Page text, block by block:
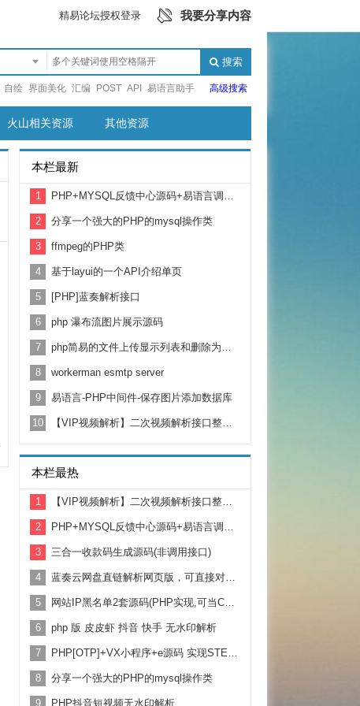
精易论坛授权登录 我要分享内容
搜索
自绘 界面美化 汇编 POST API 易语言助手 高级搜索
火山相关资源 其他资源
本栏最新
1 PHP+MYSQL反馈中心源码+易语言调用例子
2 分享一个强大的PHP的mysql操作类
3 ffmpeg的PHP类
4 基于layui的一个API介绍单页
5 [PHP]蓝奏解析接口
6 php 瀑布流图片展示源码
7 php简易的文件上传显示列表和删除为一体的源码
8 workerman esmtp server
9 易语言-PHP中间件-保存图片添加数据库
10 【VIP视频解析】二次视频解析接口整合+站内视频解析
本栏最热
1 【VIP视频解析】二次视频解析接口整合+站内视频解析
2 PHP+MYSQL反馈中心源码+易语言调用例子
3 三合一收款码生成源码(非调用接口)
4 蓝奏云网盘直链解析网页版，可直接对接博客或者下载站
5 网站IP黑名单2套源码(PHP实现,可当CC防火墙)
6 php 版 皮皮虾 抖音 快手 无水印解析
7 PHP[OTP]+VX小程序+e源码 实现STEAM动态令牌验证码
8 分享一个强大的PHP的mysql操作类
9 PHP抖音短视频无水印解析